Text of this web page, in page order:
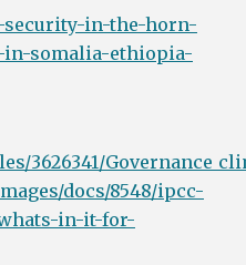
in-the-horn-
in-somalia-ethiopia-
docs/8548/ipcc-
in-it-for-